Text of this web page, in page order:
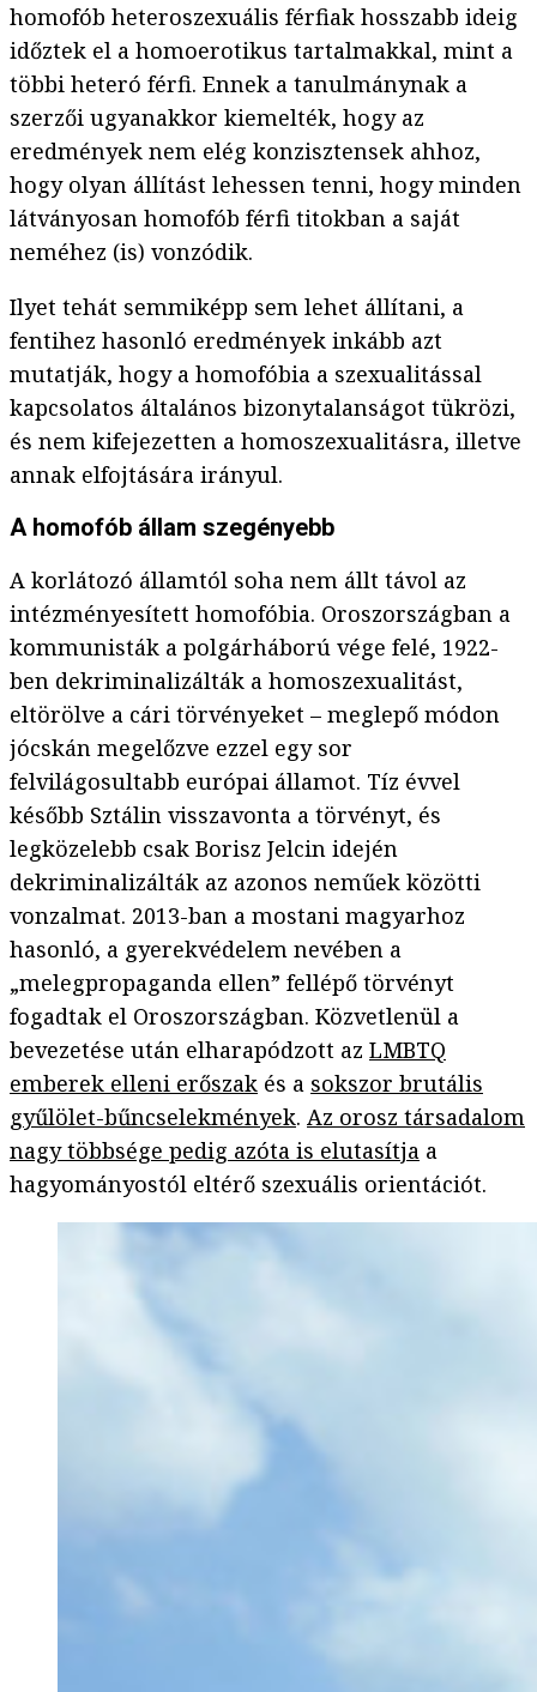
homofób heteroszexuális férfiak hosszabb ideig
időztek el a homoerotikus tartalmakkal, mint a
többi heteró férfi. Ennek a tanulmánynak a
szerzői ugyanakkor kiemelték, hogy az
eredmények nem elég konzisztensek ahhoz,
hogy olyan állítást lehessen tenni, hogy minden
látványosan homofób férfi titokban a saját
neméhez (is) vonzódik.
Ilyet tehát semmiképp sem lehet állítani, a
fentihez hasonló eredmények inkább azt
mutatják, hogy a homofóbia a szexualitással
kapcsolatos általános bizonytalanságot tükrözi,
és nem kifejezetten a homoszexualitásra, illetve
annak elfojtására irányul.
A homofób állam szegényebb
A korlátozó államtól soha nem állt távol az
intézményesített homofóbia. Oroszországban a
kommunisták a polgárháború vége felé, 1922-
ben dekriminalizálták a homoszexualitást,
eltörölve a cári törvényeket – meglepő módon
jócskán megelőzve ezzel egy sor
felvilágosultabb európai államot. Tíz évvel
később Sztálin visszavonta a törvényt, és
legközelebb csak Borisz Jelcin idején
dekriminalizálták az azonos neműek közötti
vonzalmat. 2013-ban a mostani magyarhoz
hasonló, a gyerekvédelem nevében a
„melegpropaganda ellen” fellépő törvényt
fogadtak el Oroszországban. Közvetlenül a
bevezetése után elharapódzott az LMBTQ
emberek elleni erőszak és a sokszor brutális
gyűlölet-bűncselekmények. Az orosz társadalom
nagy többsége pedig azóta is elutasítja a
hagyományostól eltérő szexuális orientációt.